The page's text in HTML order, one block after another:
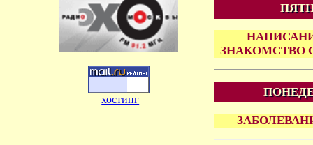
хостинг
ЗНАКОМСТВО